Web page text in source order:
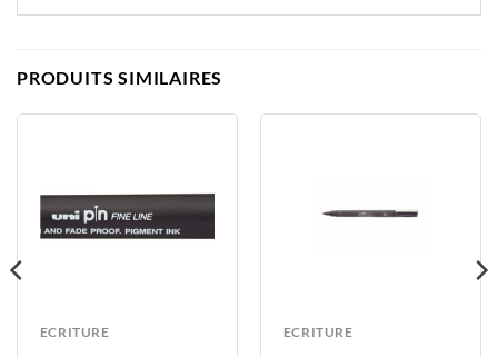
PRODUITS SIMILAIRES
ECRITURE ECRITURE